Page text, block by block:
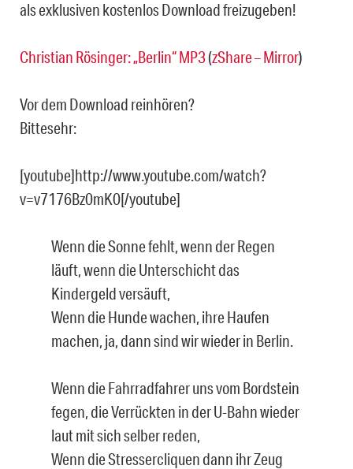
als exklusiven kostenlos Download freizugeben!
Christian Rösinger: „Berlin“ MP3(zShare – Mirror)
Vor dem Download reinhören?
Bittesehr:
[youtube]http://www.youtube.com/watch?
v=v7176Bz0mK0[/youtube]
Wenn die Sonne fehlt, wenn der Regen
läuft, wenn die Unterschicht das
Kindergeld versäuft,
Wenn die Hunde wachen, ihre Haufen
machen, ja, dann sind wir wieder in Berlin.
Wenn die Fahrradfahrer uns vom Bordstein
fegen, die Verrückten in der U-Bahn wieder
laut mit sich selber reden,
Wenn die Stressercliquen dann ihr Zeug